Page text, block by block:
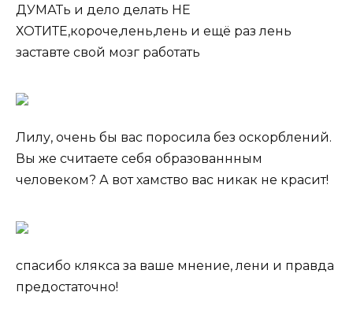
ДУМАТь и дело делать НЕ
ХОТИТЕ,короче,лень,лень и ещё раз лень
заставте свой мозг работать
Лилу, очень бы вас поросила без оскорблений.
Вы же считаете себя образованнным
человеком? А вот хамство вас никак не красит!
спасибо клякса за ваше мнение, лени и правда
предостаточно!